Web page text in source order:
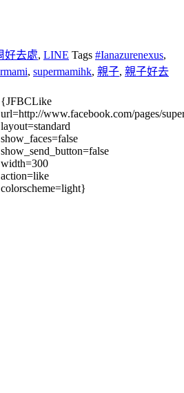
好去處, LINE Tags #Ianazurenexus,
, supermamihk, 親子, 親子好去
{JFBCLike
url=http://www.facebook.com/pages/
layout=standard
show_faces=false
show_send_button=false
width=300
action=like
colorscheme=light}